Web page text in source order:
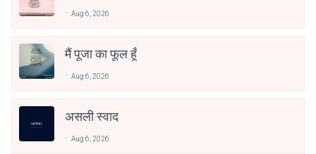
Aug 6, 2026
मैं पूजा का फूल हूँ
Aug 6, 2026
असली स्वाद
Aug 6, 2026